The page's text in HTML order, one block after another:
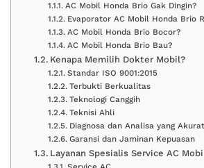
AC Mobil Honda Brio Gak Dingin?
Evaporator AC Mobil Honda Brio
AC Mobil Honda Brio Bocor?
AC Mobil Honda Brio Bau?
Kenapa Memilih Dokter Mobil?
Standar ISO 9001:2015
Terbukti Berkualitas
Teknologi Canggih
Teknisi Ahli
Diagnosa dan Analisa yang Akurat
Garansi dan Jaminan Kepuasan
Layanan Spesialis Service AC